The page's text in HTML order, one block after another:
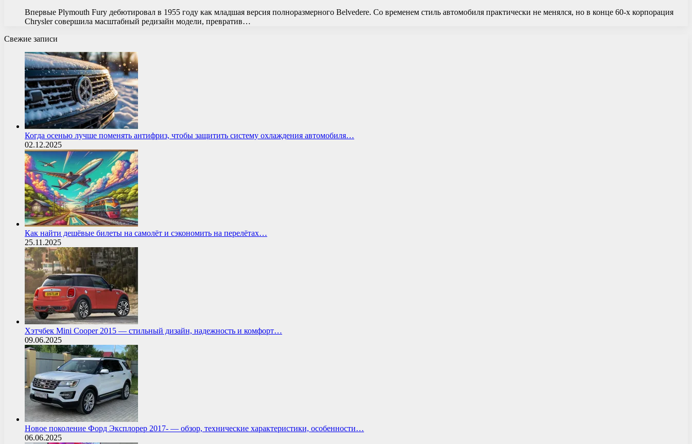
Впервые Plymouth Fury дебютировал в 1955 году как младшая версия полноразмерного Belvedere. Со временем стиль автомобиля практически не менялся, но в конце 60-х корпорация
Chrysler совершила масштабный редизайн модели, превратив…
Свежие записи
Когда осенью лучше поменять антифриз, чтобы защитить систему охлаждения автомобиля…
02.12.2025
Как найти дешёвые билеты на самолёт и сэкономить на перелётах…
25.11.2025
Хэтчбек Mini Cooper 2015 — стильный дизайн, надежность и комфорт…
09.06.2025
Новое поколение Форд Эксплорер 2017- — обзор, технические характеристики, особенности…
06.06.2025